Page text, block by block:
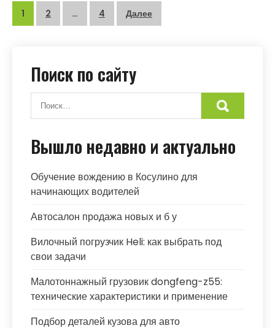
Пагинация
1 2 … 4 Далее
Поиск по сайту
Вышло недавно и актуально
Обучение вождению в Косулино для
начинающих водителей
Автосалон продажа новых и б у
Вилочный погрузчик Heli: как выбрать под
свои задачи
Малотоннажный грузовик dongfeng-z55:
технические характеристики и применение
Подбор деталей кузова для авто